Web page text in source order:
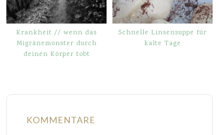
Krankheit // wenn das
Migränemonster durch
deinen Körper tobt
Schnelle Linsensuppe für
kalte Tage
KOMMENTARE